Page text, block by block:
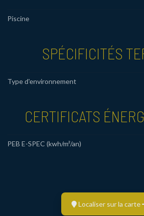
Piscine
SPÉCIFICITÉS
Type d'environnement
CERTIFICATS
PEB E-SPEC (kwh/m²/an)
Localiser sur la carte